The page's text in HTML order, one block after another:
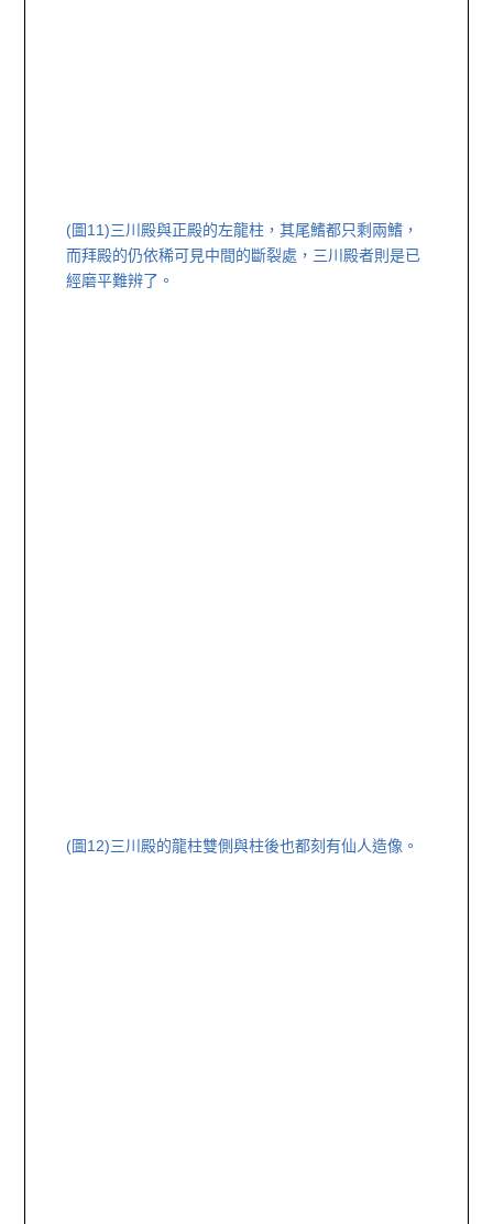
(圖11)三川殿與正殿的左龍柱，其尾鰭都只剩兩鰭，
而拜殿的仍依稀可見中間的斷裂處，三川殿者則是已
經磨平難辨了。
(圖12)三川殿的龍柱雙側與柱後也都刻有仙人造像。